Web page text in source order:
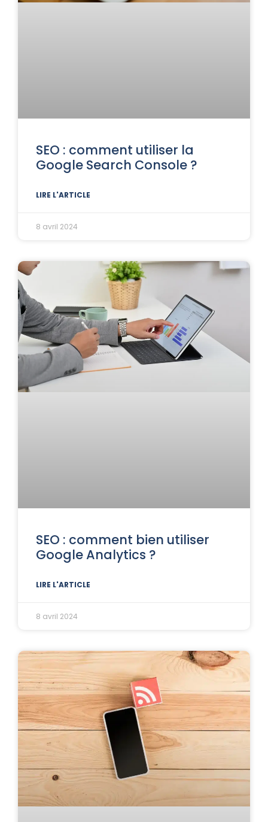
SEO : comment utiliser la
Google Search Console ?
LIRE L'ARTICLE
8 avril 2024
SEO : comment bien utiliser
Google Analytics ?
LIRE L'ARTICLE
8 avril 2024